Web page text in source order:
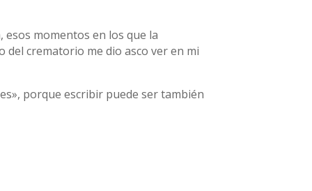
momentos en los que la
crematorio me dio asco ver en mi
porque escribir puede ser también